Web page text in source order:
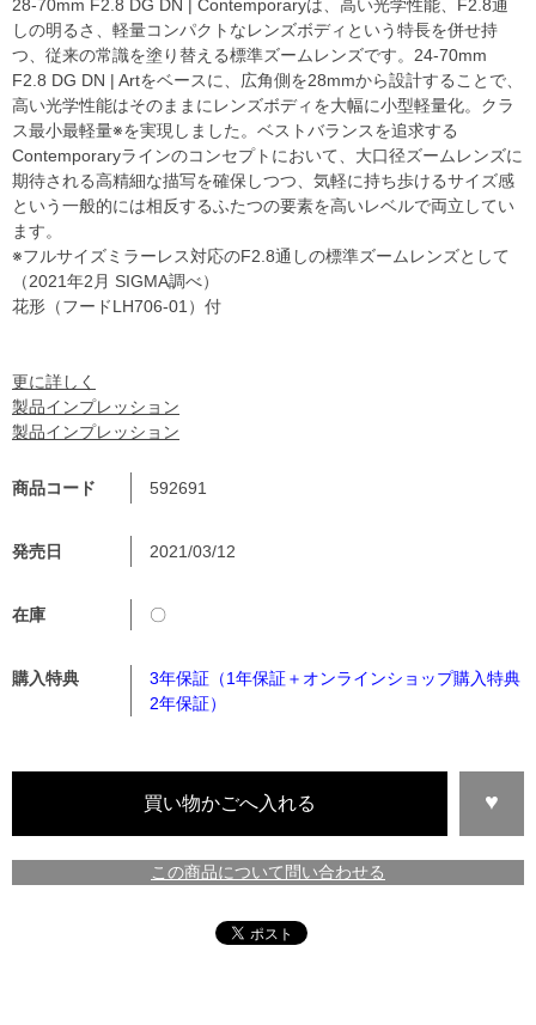
商品コード 592691
発売日 2021/03/12
在庫 〇
購入特典
3年保証（1年保証＋オンラインショップ購入特典
2年保証）
この商品について問い合わせる
28-70mm F2.8 DG DN | Contemporaryは、高い光学性能、F2.8通
しの明るさ、軽量コンパクトなレンズボディという特長を併せ持
つ、従来の常識を塗り替える標準ズームレンズです。24-70mm
F2.8 DG DN | Artをベースに、広角側を28mmから設計することで、
高い光学性能はそのままにレンズボディを大幅に小型軽量化。クラ
ス最小最軽量※を実現しました。ベストバランスを追求する
Contemporaryラインのコンセプトにおいて、大口径ズームレンズに
期待される高精細な描写を確保しつつ、気軽に持ち歩けるサイズ感
という一般的には相反するふたつの要素を高いレベルで両立してい
ます。
※フルサイズミラーレス対応のF2.8通しの標準ズームレンズとして
（2021年2月 SIGMA調べ）
花形（フードLH706-01）付
更に詳しく
製品インプレッション
製品インプレッション